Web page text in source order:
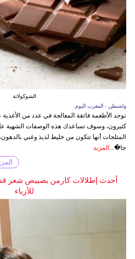
الشوكولاتة
واشنطن - المغرب اليوم
توجد الأطعمة فائقة المعالجة في عدد من
كثيرون، وسوف تساعدك هذه الوصفات الشهية
المثلجات أنها تتكون من خليط لذيذ وغني
جا�...
المزيد
أحدث إطلالات كارمن بصيبص شعر
للأزياء